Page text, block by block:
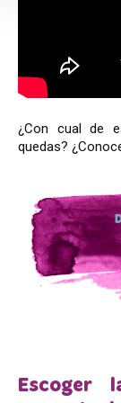
¿Con cual de
quedas?
Escoger